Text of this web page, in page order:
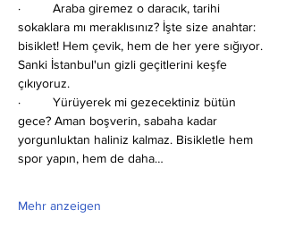
·         Araba giremez o daracık, tarihi
sokaklara mı meraklısınız? İşte size anahtar:
bisiklet! Hem çevik, hem de her yere sığıyor.
Sanki İstanbul'un gizli geçitlerini keşfe
çıkıyoruz.
·         Yürüyerek mi gezecektiniz bütün
gece? Aman boşverin, sabaha kadar
yorgunluktan haliniz kalmaz. Bisikletle hem
spor yapın, hem de daha…
Mehr anzeigen